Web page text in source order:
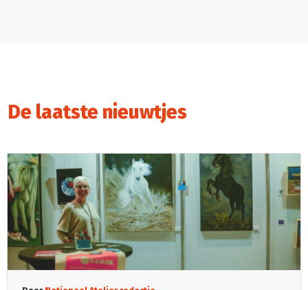
De laatste nieuwtjes